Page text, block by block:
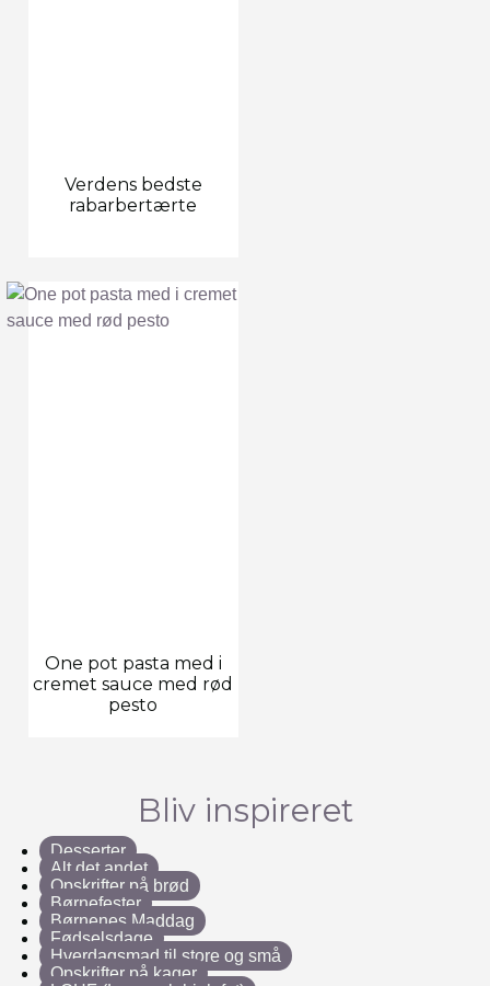
Verdens bedste
rabarbertærte
One pot pasta med i
cremet sauce med rød
pesto
Bliv inspireret
Desserter
Alt det andet
Opskrifter på brød
Børnefester
Børnenes Maddag
Fødselsdage
Hverdagsmad til store og små
Opskrifter på kager